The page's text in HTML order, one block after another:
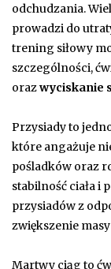
odchudzania.
prowadzi do
trening siłowy
szczególności,
orazwyciskanie
Przysiady to
które angażuje
pośladków oraz
stabilność ciała i
przysiadów z
zwiększenie
Martwy ciąg to